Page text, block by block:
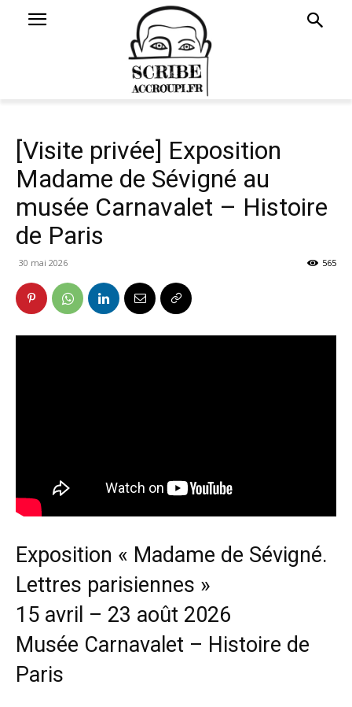
[Visite privée] Exposition
Madame de Sévigné au
musée Carnavalet – Histoire
de Paris
30 mai 2026 565
Exposition « Madame de Sévigné.
Lettres parisiennes »
15 avril – 23 août 2026
Musée Carnavalet – Histoire de
Paris